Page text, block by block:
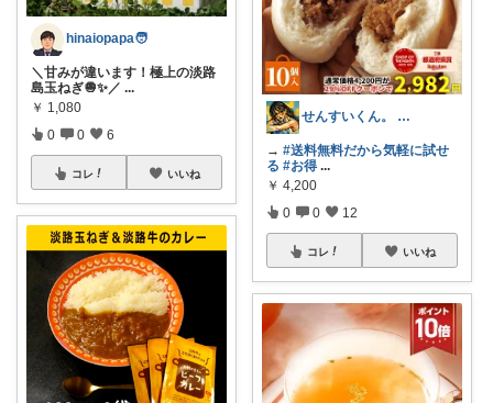
hinaiopapa🧑
＼甘みが違います！極上の淡路
島玉ねぎ🧅✨／ ...
￥ 1,080
0 0 6
コレ いいね
せんすいくん。 ＼情報の海へダイブ／
→ #送料無料だから気軽に試せ
る #お得 ...
￥ 4,200
0 0 12
コレ いいね